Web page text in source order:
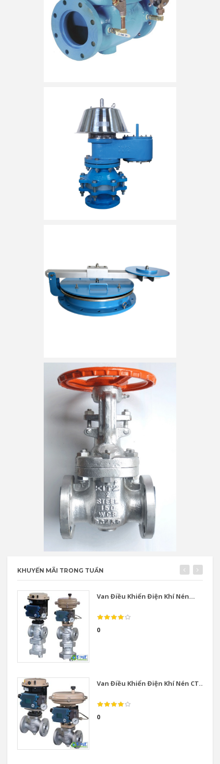
KHUYẾN MÃI TRONG TUẦN
Van Điều Khiển Điện Khí Nén...
0
Van Điều Khiển Điện Khí Nén CT...
0